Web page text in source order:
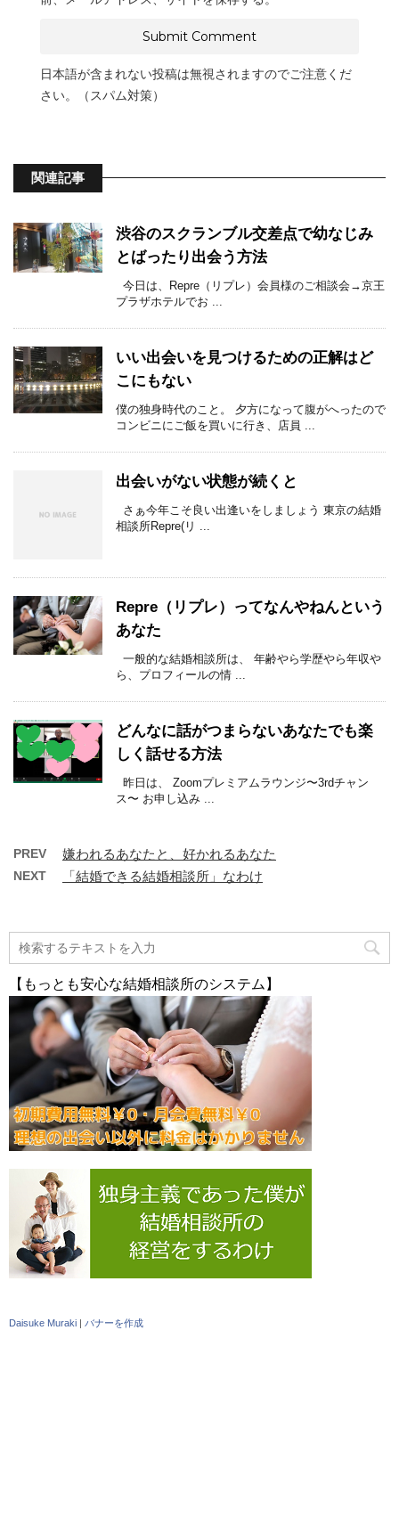
日本語が含まれない投稿は無視されますのでご注意くだ
さい。（スパム対策）
関連記事
渋谷のスクランブル交差点で幼なじみ
とばったり出会う方法
今日は、Repre（リプレ）会員様のご相談会→京王
プラザホテルでお ...
いい出会いを見つけるための正解はど
こにもない
僕の独身時代のこと。 夕方になって腹がへったので
コンビニにご飯を買いに行き、店員 ...
出会いがない状態が続くと
さぁ今年こそ良い出逢いをしましょう 東京の結婚
相談所Repre(リ ...
Repre（リプレ）ってなんやねんという
あなた
一般的な結婚相談所は、 年齢やら学歴やら年収や
ら、プロフィールの情 ...
どんなに話がつまらないあなたでも楽
しく話せる方法
昨日は、 Zoomプレミアムラウンジ〜3rdチャン
ス〜 お申し込み ...
PREV 嫌われるあなたと、好かれるあなた
NEXT 「結婚できる結婚相談所」なわけ
【もっとも安心な結婚相談所のシステム】
Daisuke Muraki | バナーを作成